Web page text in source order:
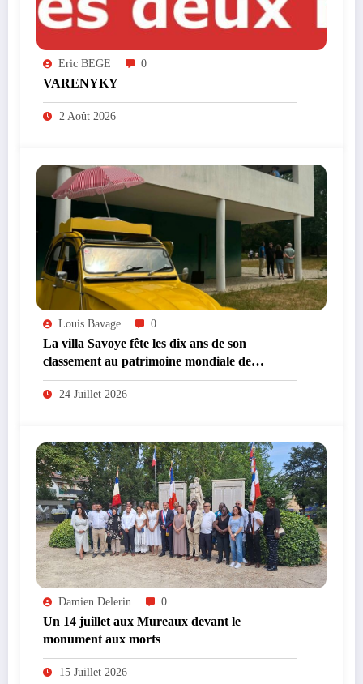
Eric BEGE 0
VARENYKY
2 Août 2026
Louis Bavage 0
La villa Savoye fête les dix ans de son
classement au patrimoine mondiale de
l’UNESCO
24 Juillet 2026
Damien Delerin 0
Un 14 juillet aux Mureaux devant le
monument aux morts
15 Juillet 2026